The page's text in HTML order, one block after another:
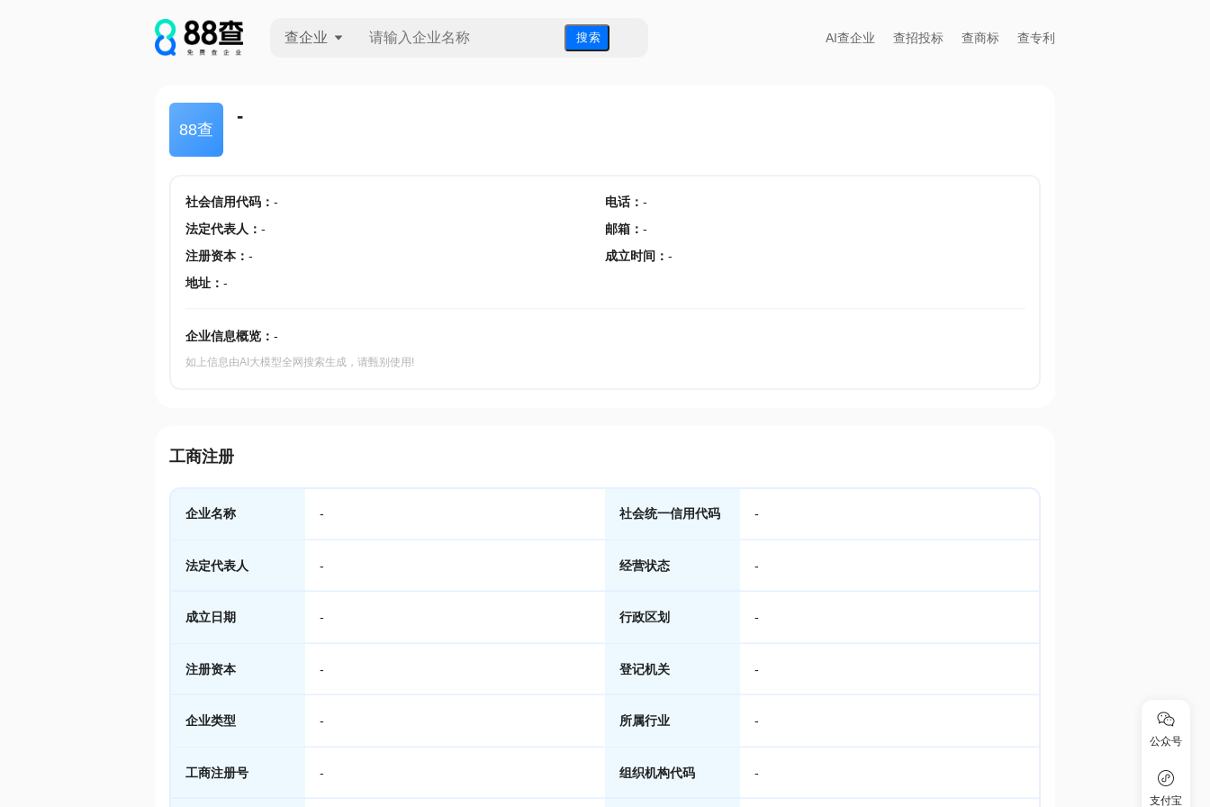
查企业 搜 索 AI查企业 查招投标 查商标 查专利
88查
-
社会信用代码： - 电话： -
法定代表人 ： - 邮箱 ： -
注册资本： - 成立时间 ： -
地址： -
企业信息概览： -
如上信息由AI大模型全网搜索生成，请甄别使用!
工商注册
企业名称 - 社会统一信用代码 -
法定代表人 - 经营状态 -
成立日期 - 行政区划 -
注册资本 - 登记机关 -
企业类型 - 所属行业 -
工商注册号 - 组织机构代码 -
公众号
支付宝